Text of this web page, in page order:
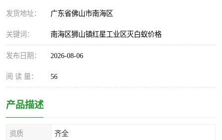
发货地址： 广东省佛山市南海区
关键词： 南海区狮山镇红星工业区灭白蚁价格
发布日期： 2026-08-06
阅 读 量： 56
产品描述
资质 齐全